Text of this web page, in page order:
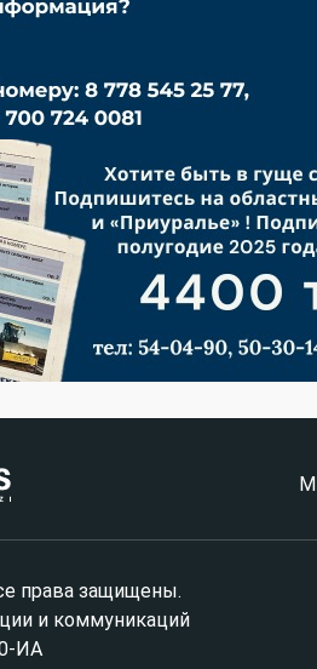
права защищены.
и коммуникаций
ИА